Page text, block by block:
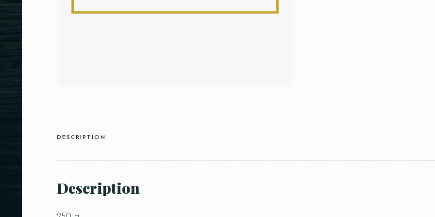
DESCRIPTION
Description